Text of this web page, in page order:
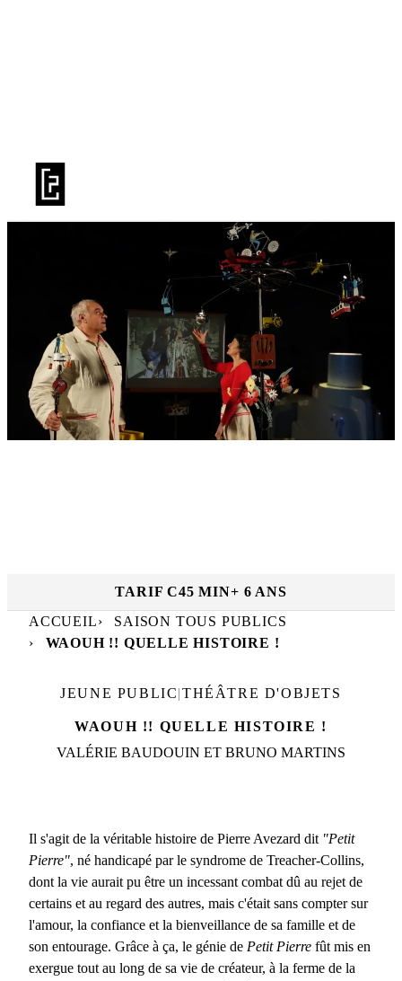
PRATIQUE
PUBLICS
LIVRET DE SAISON
TARIF C45 MIN+ 6 ANS
ACCUEIL
SAISON TOUS PUBLICS
WAOUH !! QUELLE HISTOIRE !
JEUNE PUBLIC|THÉÂTRE D'OBJETS
WAOUH !! QUELLE HISTOIRE !
VALÉRIE BAUDOUIN ET BRUNO MARTINS
Il s'agit de la véritable histoire de Pierre Avezard dit "Petit
Pierre", né handicapé par le syndrome de Treacher-Collins,
dont la vie aurait pu être un incessant combat dû au rejet de
certains et au regard des autres, mais c'était sans compter sur
l'amour, la confiance et la bienveillance de sa famille et de
son entourage. Grâce à ça, le génie de Petit Pierre fût mis en
exergue tout au long de sa vie de créateur, à la ferme de la